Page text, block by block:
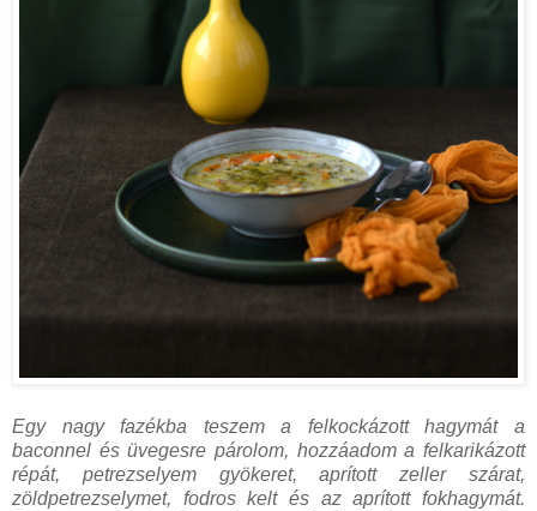
Egy nagy fazékba teszem a felkockázott hagymát a
baconnel és üvegesre párolom, hozzáadom a felkarikázott
répát, petrezselyem gyökeret, aprított zeller szárat,
zöldpetrezselymet, fodros kelt és az aprított fokhagymát.